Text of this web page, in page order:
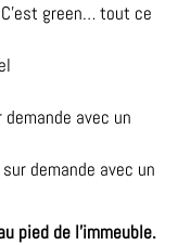
green… tout ce
avec un
demande avec un
pied de l’immeuble.